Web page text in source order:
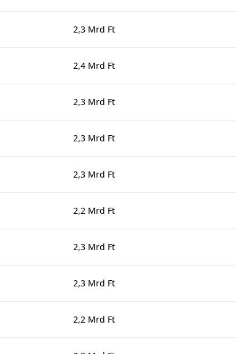
2,3 Mrd Ft
2,4 Mrd Ft
2,3 Mrd Ft
2,3 Mrd Ft
2,3 Mrd Ft
2,2 Mrd Ft
2,3 Mrd Ft
2,3 Mrd Ft
2,2 Mrd Ft